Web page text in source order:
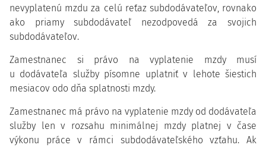
nevyplatenú mzdu za celú reťaz subdodávateľov, rovnako
ako priamy subdodávateľ nezodpovedá za svojich
subdodávateľov.
Zamestnanec si právo na vyplatenie mzdy musí
u dodávateľa služby písomne uplatniť v lehote šiestich
mesiacov odo dňa splatnosti mzdy.
Zamestnanec má právo na vyplatenie mzdy od dodávateľa
služby len v rozsahu minimálnej mzdy platnej v čase
výkonu práce v rámci subdodávateľského vzťahu. Ak